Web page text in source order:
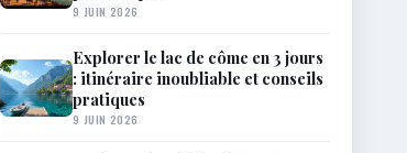
9 JUIN 2026
Explorer le lac de côme en 3 jours
: itinéraire inoubliable et conseils
pratiques
9 JUIN 2026